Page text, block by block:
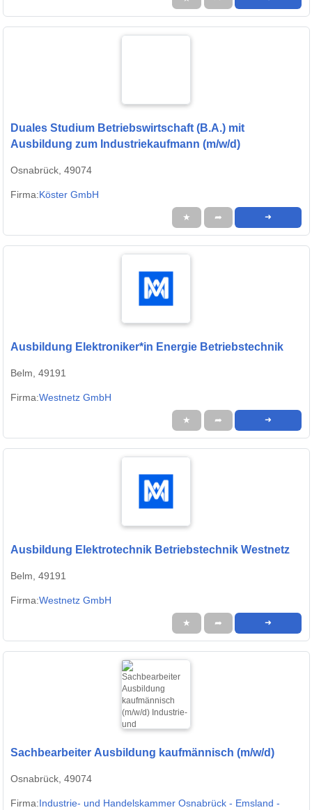
Duales Studium Betriebswirtschaft (B.A.) mit
Ausbildung zum Industriekaufmann (m/w/d)
Osnabrück, 49074
Firma:Köster GmbH
★ ➦ ➜
Ausbildung Elektroniker*in Energie Betriebstechnik
Belm, 49191
Firma:Westnetz GmbH
★ ➦ ➜
Ausbildung Elektrotechnik Betriebstechnik Westnetz
Belm, 49191
Firma:Westnetz GmbH
★ ➦ ➜
Sachbearbeiter Ausbildung kaufmännisch (m/w/d)
Osnabrück, 49074
Firma:Industrie- und Handelskammer Osnabrück - Emsland -